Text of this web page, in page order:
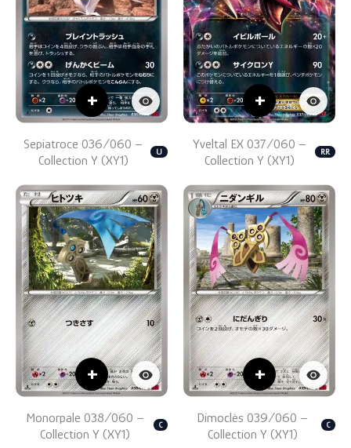
+
Sepiatroce 036/060 –
Collection Y (XY1)
U
+
Yveltal EX 037/060 –
Collection Y (XY1)
RR
+
Monorpale 038/060 –
Collection Y (XY1)
C
+
Dimoclès 039/060 –
Collection Y (XY1)
C